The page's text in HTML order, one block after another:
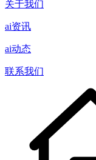
关于我们
ai资讯
ai动态
联系我们